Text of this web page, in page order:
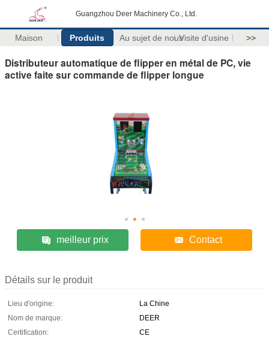
Guangzhou Deer Machinery Co., Ltd.
Maison Produits Au sujet de nousVisite d'usine >>
Distributeur automatique de flipper en métal de PC, vie
active faite sur commande de flipper longue
meilleur prix Contact
Détails sur le produit
Lieu d'origine:
La Chine
Nom de marque:
DEER
Certification:
CE